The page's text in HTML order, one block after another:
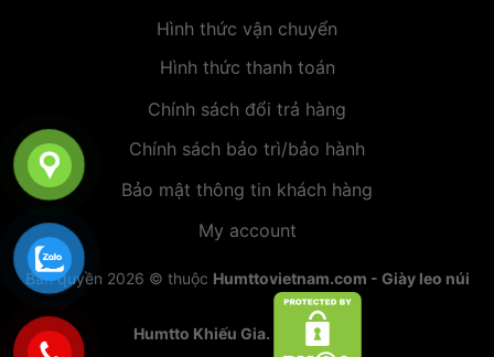
Hình thức vận chuyển
Hình thức thanh toán
Chính sách đổi trả hàng
Chính sách bảo trì/bảo hành
Bảo mật thông tin khách hàng
My account
Bản quyền 2026 © thuộc Humttovietnam.com - Giày leo núi
Humtto Khiếu Gia.